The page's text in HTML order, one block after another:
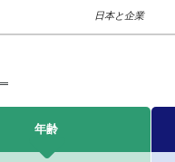
日本と企業
年齢